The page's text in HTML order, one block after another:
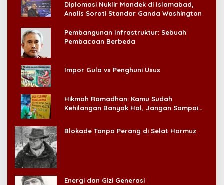
Diplomasi Nuklir Mandek di Islamabad,
Analis Soroti Standar Ganda Washington
Pembangunan Infrastruktur: Sebuah
Pembacaan Berbeda
Impor Gula vs Penghuni Usus
Hikmah Ramadhan: Kamu Sudah
Kehilangan Banyak Hal, Jangan Sampai
Blokade Tanpa Perang di Selat Hormuz
Energi dan Gizi Generasi